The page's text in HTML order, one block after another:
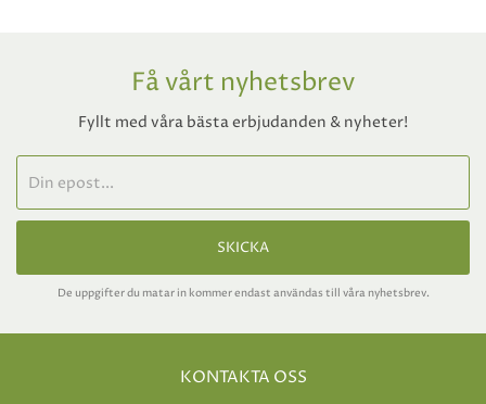
Få vårt nyhetsbrev
Fyllt med våra bästa erbjudanden & nyheter!
SKICKA
De uppgifter du matar in kommer endast användas till våra nyhetsbrev.
KONTAKTA OSS